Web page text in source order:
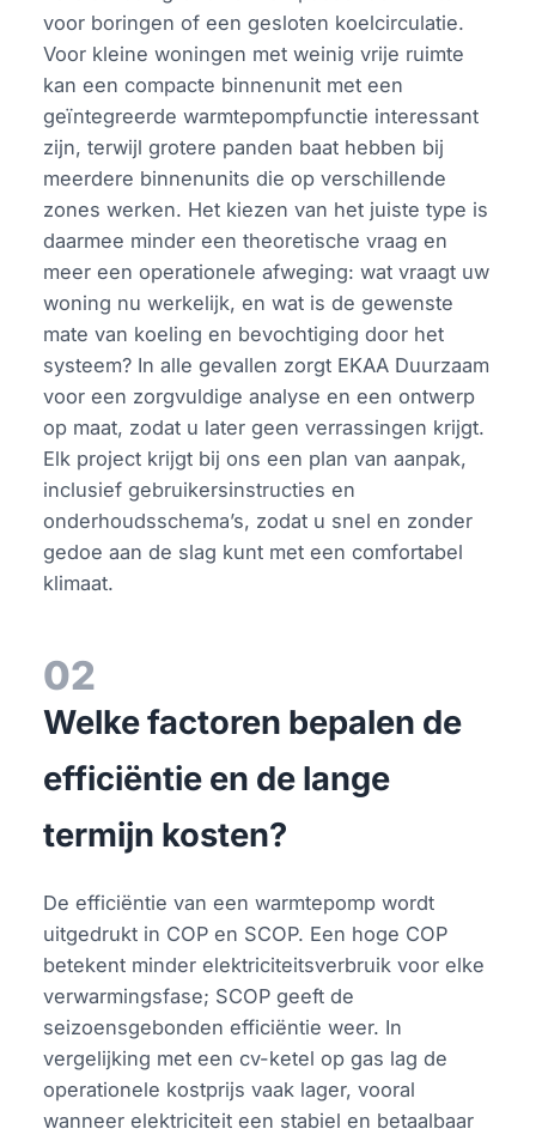
voor boringen of een gesloten koelcirculatie.
Voor kleine woningen met weinig vrije ruimte
kan een compacte binnenunit met een
geïntegreerde warmtepompfunctie interessant
zijn, terwijl grotere panden baat hebben bij
meerdere binnenunits die op verschillende
zones werken. Het kiezen van het juiste type is
daarmee minder een theoretische vraag en
meer een operationele afweging: wat vraagt uw
woning nu werkelijk, en wat is de gewenste
mate van koeling en bevochtiging door het
systeem? In alle gevallen zorgt EKAA Duurzaam
voor een zorgvuldige analyse en een ontwerp
op maat, zodat u later geen verrassingen krijgt.
Elk project krijgt bij ons een plan van aanpak,
inclusief gebruikersinstructies en
onderhoudsschema’s, zodat u snel en zonder
gedoe aan de slag kunt met een comfortabel
klimaat.
02
Welke factoren bepalen de
efficiëntie en de lange
termijn kosten?
De efficiëntie van een warmtepomp wordt
uitgedrukt in COP en SCOP. Een hoge COP
betekent minder elektriciteitsverbruik voor elke
verwarmingsfase; SCOP geeft de
seizoensgebonden efficiëntie weer. In
vergelijking met een cv-ketel op gas lag de
operationele kostprijs vaak lager, vooral
wanneer elektriciteit een stabiel en betaalbaar